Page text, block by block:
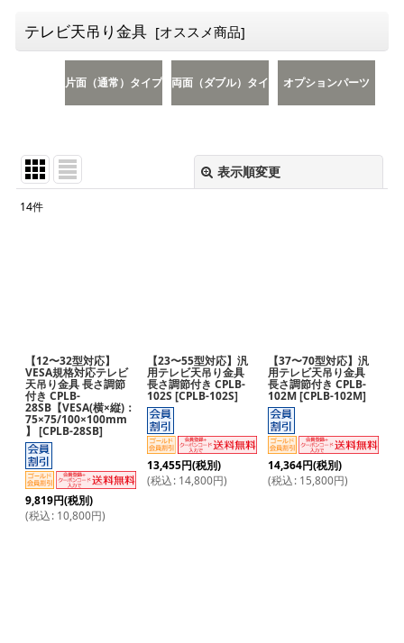
テレビ天吊り金具 [オススメ商品]
片面（通常）タイプ 両面（ダブル）タイ オプションパーツ
表示順変更
絞り込む
14件
【12〜32型対応】
VESA規格対応テレビ
天吊り金具 長さ調節
付き CPLB-
28SB【VESA(横×縦)：
75×75/100×100mm
】
[CPLB-28SB]
9,819円(税別)
(税込: 10,800円)
【23〜55型対応】汎
用テレビ天吊り金具
長さ調節付き CPLB-
102S [CPLB-102S]
13,455円(税別)
(税込: 14,800円)
【37〜70型対応】汎
用テレビ天吊り金具
長さ調節付き CPLB-
102M [CPLB-102M]
14,364円(税別)
(税込: 15,800円)